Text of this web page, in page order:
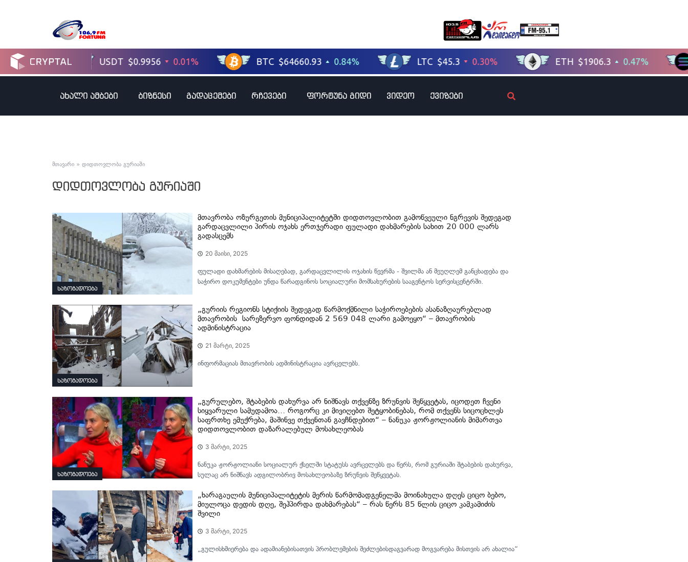
ახალი ამბები ბიზნესი გადაცემები რჩევები ფორტუნა გიდი ვიდეო ქვიზები
მთავარი » დიდთოვლობა გურიაში
დიდთოვლობა გურიაში
საზოგადოება
მთავრობა ოზურგეთის მუნიციპალიტეტში დიდთოვლობით გამოწვეული ნგრევის შედეგად
გარდაცვლილი პირის ოჯახს ერთჯერადი ფულადი დახმარების სახით 20 000 ლარს
გადასცემს
20 მაისი, 2025
ფულადი დახმარების მისაღებად, გარდაცვლილის ოჯახის წევრმა - შვილმა ან მეუღლემ განცხადება და
საჭირო დოკუმენტები უნდა წარადგინოს სოციალური მომსახურების სააგენტოს სერვისცენტრში.
საზოგადოება
„გურიის რეგიონს სტიქიის შედეგად წარმოქმნილი საჭიროებების ასანაზღაურებლად
მთავრობის სარეზერვო ფონდიდან 2 569 048 ლარი გამოეყო“ – მთავრობის
ადმინისტრაცია
21 მარტი, 2025
ინფორმაციას მთავრობის ადმინისტრაცია ავრცელებს.
საზოგადოება
„გურულებო, შტაბების დახურვა არ ნიშნავს თქვენზე ზრუნვის შეწყვეტას, იცოდეთ ჩვენი
სიყვარული სამუდამოა… როგორც კი მივიღებთ შეტყობინებას, რომ თქვენს სიცოცხლეს
საფრთხე ემუქრება, მაშინვე თქვენთან გავჩნდებით“ – ნანუკა ჟორჟოლიანის მიმართვა
დიდთოვლობით დაზარალებულ მოსახლეობას
3 მარტი, 2025
ნანუკა ჟორჟოლიანი სოციალურ ქსელში სტატუსს ავრცელებს და წერს, რომ გურიაში შტაბების დახურვა,
სულაც არ ნიშნავს ადგილობრივ მოსახლეობაზე ზრუნვის შეწყვეტას.
„ხარაგაულის მუნიციპალიტეტის მერის წარმომადგენელმა მოინახულა დღეს ციცო ბებო,
მიულოცა დედის დღე, შეჰპირდა დახმარებას“ – რას წერს 85 წლის ციცო კამკამიძის
შვილი
3 მარტი, 2025
„გულისხმიერება და ადამიანებისათვის პრობლემების შეძლებისდაგვარად მოგვარება მისთვის არ ახალია“